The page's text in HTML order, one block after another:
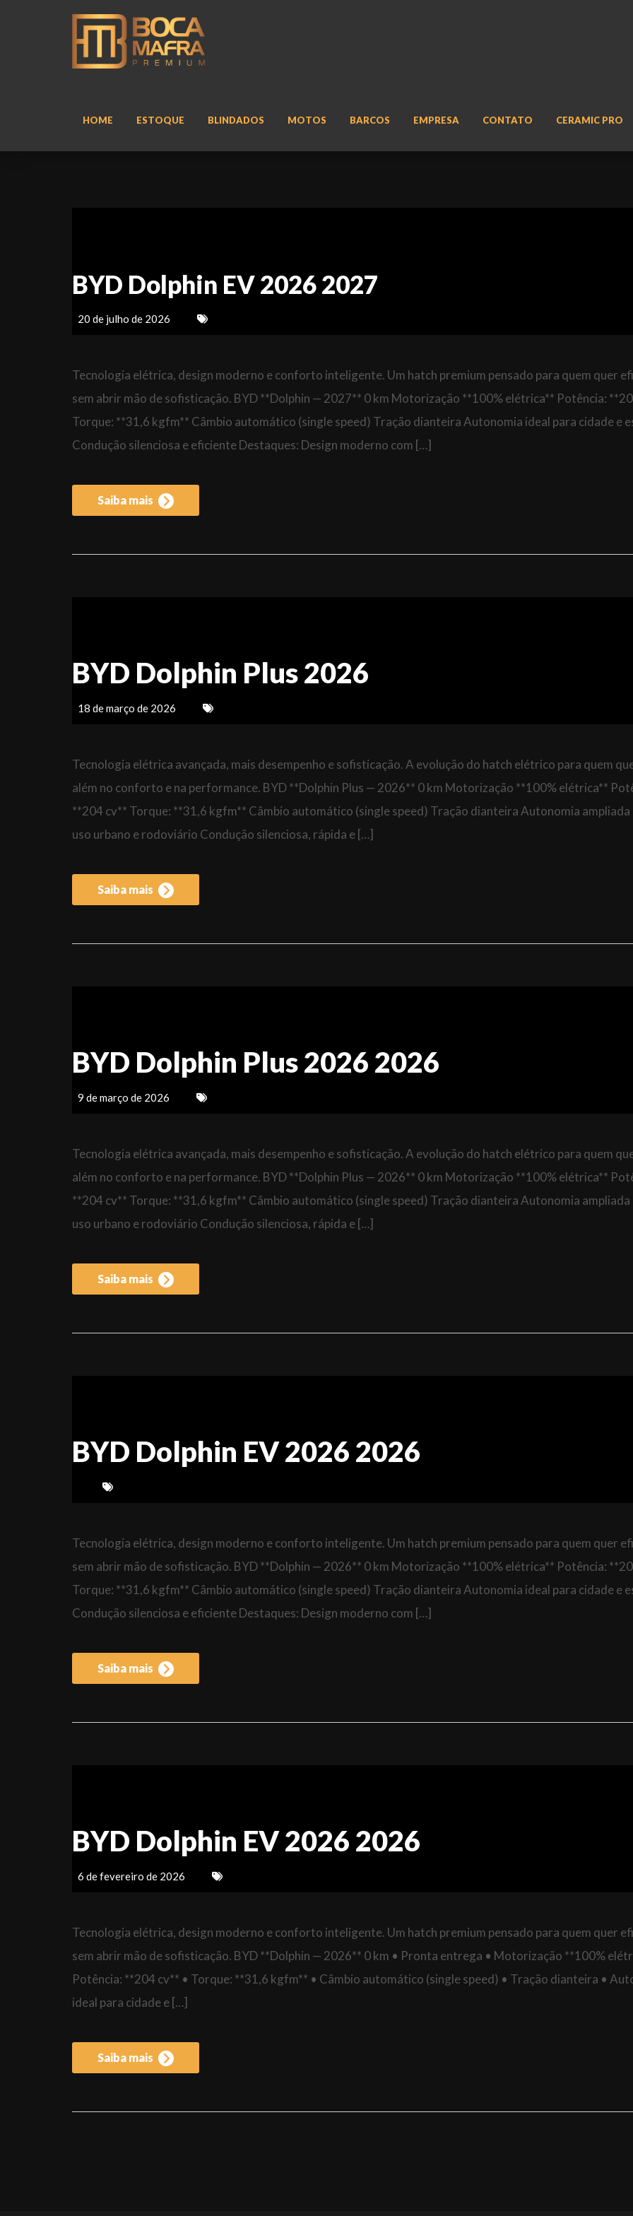
HOME ESTOQUE BLINDADOS MOTOS BARCOS EMPRESA CONTATO CERAMIC PRO
BYD Dolphin EV 2026 2027
20 de julho de 2026
Tecnologia elétrica, design moderno e conforto inteligente. Um hatch premium pensado para quem quer
sem abrir mão de sofisticação. BYD **Dolphin — 2027** 0 km Motorização **100% elétrica** Potência:
Torque: **31,6 kgfm** Câmbio automático (single speed) Tração dianteira Autonomia ideal para cidade e
Condução silenciosa e eficiente Destaques: Design moderno com […]
Saiba mais
BYD Dolphin Plus 2026
18 de março de 2026
Tecnologia elétrica avançada, mais desempenho e sofisticação. A evolução do hatch elétrico para quem
além no conforto e na performance. BYD **Dolphin Plus — 2026** 0 km Motorização **100% elétrica**
**204 cv** Torque: **31,6 kgfm** Câmbio automático (single speed) Tração dianteira Autonomia ampliada
uso urbano e rodoviário Condução silenciosa, rápida e […]
Saiba mais
BYD Dolphin Plus 2026 2026
9 de março de 2026
Tecnologia elétrica avançada, mais desempenho e sofisticação. A evolução do hatch elétrico para quem
além no conforto e na performance. BYD **Dolphin Plus — 2026** 0 km Motorização **100% elétrica**
**204 cv** Torque: **31,6 kgfm** Câmbio automático (single speed) Tração dianteira Autonomia ampliada
uso urbano e rodoviário Condução silenciosa, rápida e […]
Saiba mais
BYD Dolphin EV 2026 2026
Tecnologia elétrica, design moderno e conforto inteligente. Um hatch premium pensado para quem quer
sem abrir mão de sofisticação. BYD **Dolphin — 2026** 0 km Motorização **100% elétrica** Potência:
Torque: **31,6 kgfm** Câmbio automático (single speed) Tração dianteira Autonomia ideal para cidade e
Condução silenciosa e eficiente Destaques: Design moderno com […]
Saiba mais
BYD Dolphin EV 2026 2026
6 de fevereiro de 2026
Tecnologia elétrica, design moderno e conforto inteligente. Um hatch premium pensado para quem quer
sem abrir mão de sofisticação. BYD **Dolphin — 2026** 0 km • Pronta entrega • Motorização **100%
Potência: **204 cv** • Torque: **31,6 kgfm** • Câmbio automático (single speed) • Tração dianteira •
ideal para cidade e […]
Saiba mais